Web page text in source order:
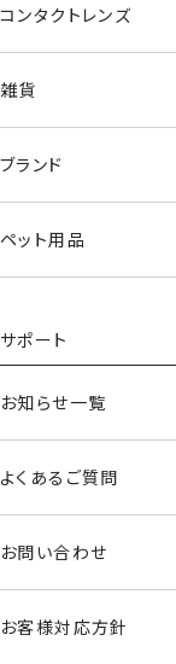
コンタクトレンズ
雑貨
ブランド
ペット用品
サポート
お知らせ一覧
よくあるご質問
お問い合わせ
お客様対応方針